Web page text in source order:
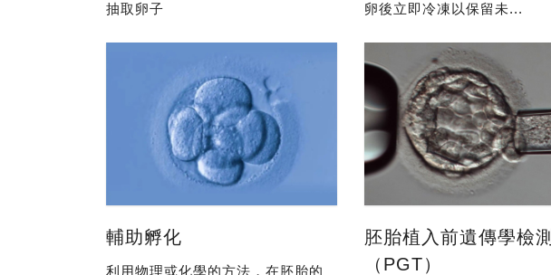
抽取卵子
卵後立即冷凍以保留未...
輔助孵化
利用物理或化學的方法，在胚胎的
胚胎植入前遺傳學檢測
（PGT）